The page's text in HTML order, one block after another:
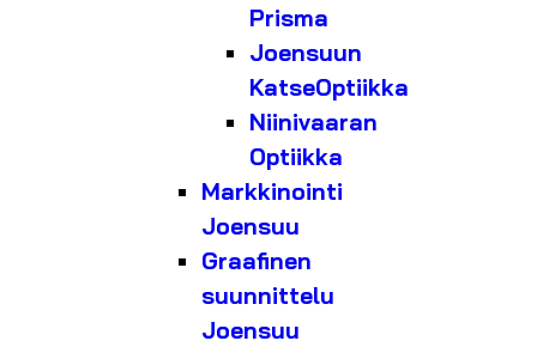
Prisma
Joensuun
KatseOptiikka
Niinivaaran
Optiikka
Markkinointi
Joensuu
Graafinen
suunnittelu
Joensuu